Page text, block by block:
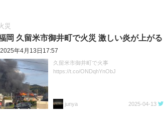
災
岡 久留米市御井町で火災 激しい炎が上がる
2025年4月13日17:57
久留米市御井町で火事
https://t.co/ONDqhYnObJ
junya 2025-04-13